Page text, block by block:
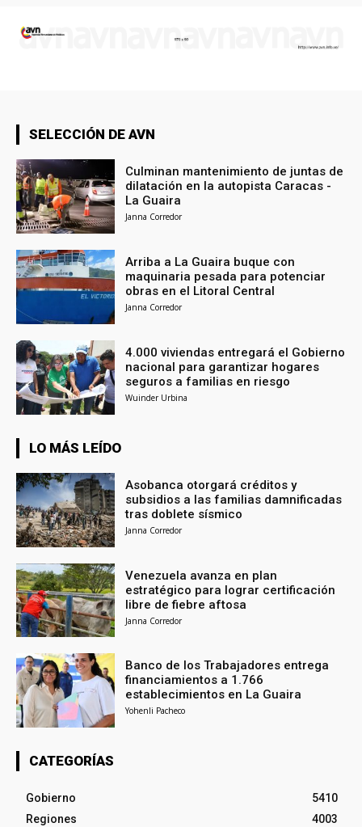
SELECCIÓN DE AVN
Culminan mantenimiento de juntas de
dilatación en la autopista Caracas -
La Guaira
Janna Corredor
Arriba a La Guaira buque con
maquinaria pesada para potenciar
obras en el Litoral Central
Janna Corredor
4.000 viviendas entregará el Gobierno
nacional para garantizar hogares
seguros a familias en riesgo
Wuinder Urbina
LO MÁS LEÍDO
Asobanca otorgará créditos y
subsidios a las familias damnificadas
tras doblete sísmico
Janna Corredor
Venezuela avanza en plan
estratégico para lograr certificación
libre de fiebre aftosa
Janna Corredor
Banco de los Trabajadores entrega
financiamientos a 1.766
establecimientos en La Guaira
Yohenli Pacheco
CATEGORÍAS
Gobierno
5410
Regiones
4003